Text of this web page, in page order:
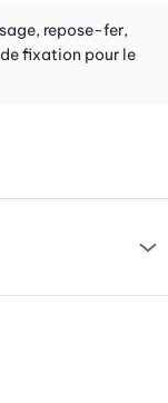
cette housse
et intemporel
repose-fer,
fixation pour le